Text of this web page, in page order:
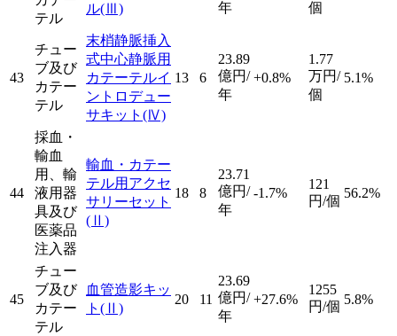
テル
ル(Ⅲ)
年
個
43
チュー
ブ及び
カテー
テル
末梢静脈挿入
式中心静脈用
カテーテルイ
ントロデュー
サキット (Ⅳ)
13 6
23.89
億円/
年
+0.8%
1.77
万円/
個
5.1%
44
採血・
輸血
用、輸
液用器
具及び
医薬品
注入器
輸血・カテー
テル用アクセ
サリーセット
(Ⅱ)
18 8
23.71
億円/
年
-1.7%
121
円/個
56.2%
45
チュー
ブ及び
カテー
テル
血管造影キッ
ト (Ⅱ)
20 11
23.69
億円/
年
+27.6%
1255
円/個 5.8%